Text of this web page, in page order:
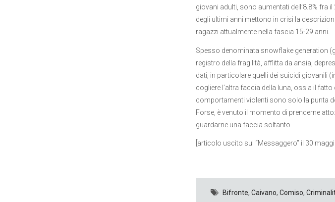
giovani adulti, sono aumentati dell’8.8% fra
degli ultimi anni mettono in crisi la
ragazzi attualmente nella fascia 15-29 anni.
Spesso denominata snowflake generation
registro della fragilità, afflitta da ansia,
dati, in particolare quelli dei suicidi giovanili
cogliere l’altra faccia della luna, ossia il
comportamenti violenti sono solo la punta
Forse, è venuto il momento di prenderne
guardarne una faccia soltanto.
[articolo uscito sul “Messaggero” il 30
Bifronte, Caivano, Comiso,